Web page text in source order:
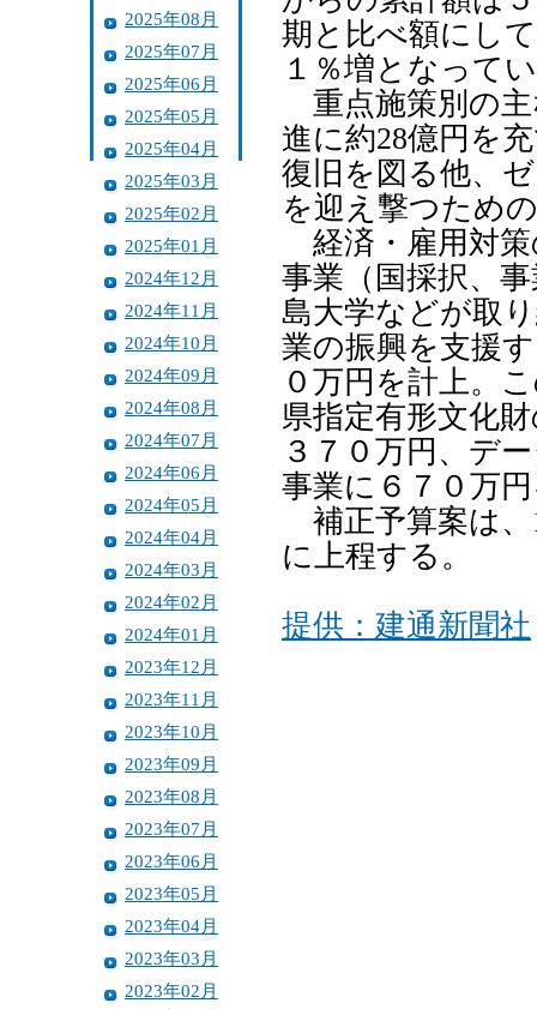
2025年08月
2025年07月
2025年06月
2025年05月
2025年04月
2025年03月
2025年02月
2025年01月
2024年12月
2024年11月
2024年10月
2024年09月
2024年08月
2024年07月
2024年06月
2024年05月
2024年04月
2024年03月
2024年02月
2024年01月
2023年12月
2023年11月
2023年10月
2023年09月
2023年08月
2023年07月
2023年06月
2023年05月
2023年04月
2023年03月
2023年02月
期と比べ額にし
１％増となって
重点施策別の主
進に約28億円を
復旧を図る他、
を迎え撃つため
経済・雇用対策
事業（国採択、
島大学などが取
業の振興を支援
０万円を計上。
県指定有形文化
３７０万円、デ
事業に６７０万
補正予算案は、
に上程する。
提供：建通新聞社